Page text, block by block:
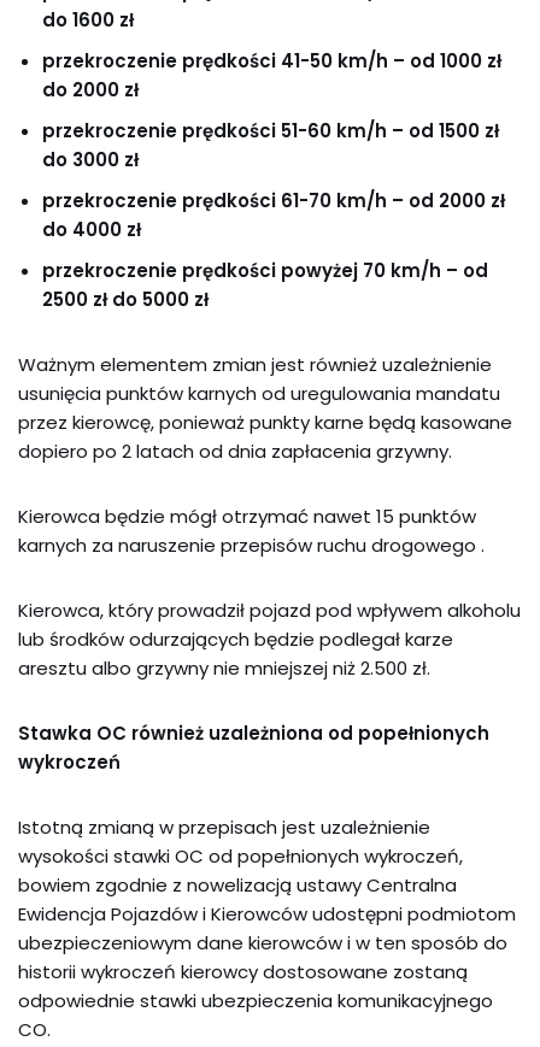
do 1600 zł
przekroczenie prędkości 41-50 km/h – od 1000 zł
do 2000 zł
przekroczenie prędkości 51-60 km/h – od 1500 zł
do 3000 zł
przekroczenie prędkości 61-70 km/h – od 2000 zł
do 4000 zł
przekroczenie prędkości powyżej 70 km/h – od
2500 zł do 5000 zł
Ważnym elementem zmian jest również uzależnienie
usunięcia punktów karnych od uregulowania mandatu
przez kierowcę, ponieważ punkty karne będą kasowane
dopiero po 2 latach od dnia zapłacenia grzywny.
Kierowca będzie mógł otrzymać nawet 15 punktów
karnych za naruszenie przepisów ruchu drogowego .
Kierowca, który prowadził pojazd pod wpływem alkoholu
lub środków odurzających będzie podlegał karze
aresztu albo grzywny nie mniejszej niż 2.500 zł.
Stawka OC również uzależniona od popełnionych
wykroczeń
Istotną zmianą w przepisach jest uzależnienie
wysokości stawki OC od popełnionych wykroczeń,
bowiem zgodnie z nowelizacją ustawy Centralna
Ewidencja Pojazdów i Kierowców udostępni podmiotom
ubezpieczeniowym dane kierowców i w ten sposób do
historii wykroczeń kierowcy dostosowane zostaną
odpowiednie stawki ubezpieczenia komunikacyjnego
CO.